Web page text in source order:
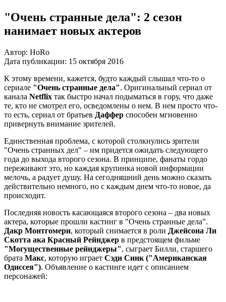
"Очень странные дела": 2 сезон
нанимает новых актеров
Автор: HoRo
Дата публикации: 15 октября 2016
К этому времени, кажется, будто каждый слышал что-то о
сериале "Очень странные дела". Оригинальный сериал от
канала Netflix так быстро начал подыматься в гору, что даже
те, кто не смотрел его, осведомлены о нем. В нем просто что-
то есть, сериал от братьев Даффер способен мгновенно
привернуть внимание зрителей.
Единственная проблема, с которой столкнулись зрители
"Очень странных дел" – им придется ожидать следующего
года до выхода второго сезона. В принципе, фанаты гордо
переживают это, но каждая крупинка новой информации
мелочь, а радует душу. На сегодняшний день можно сказать
действительно немного, но с каждым днем что-то новое, да
происходит.
Последняя новость касающаяся второго сезона – два новых
актера, которые прошли кастинг в "Очень странные дела".
Дакр Монтгомери, который снимается в роли Джейсона Ли
Скотта ака Красный Рейнджер в предстоящем фильме
"Могущественные рейнджеры", сыграет Билли, старшего
брата Макс, которую играет Сэди Синк ("Американская
Одиссея"). Объявление о кастинге идет с описанием
персонажей: